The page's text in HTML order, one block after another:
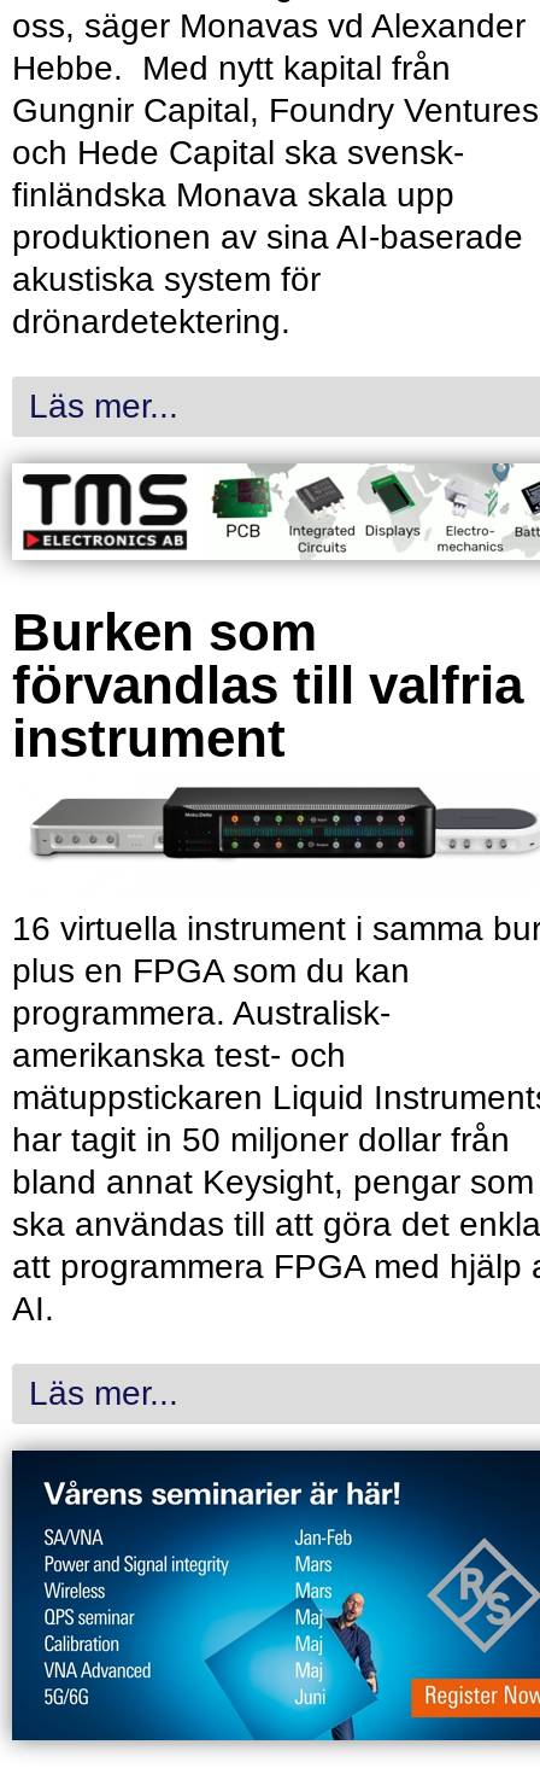
oss, säger Monavas vd Alexander
Hebbe. Med nytt kapital från
Gungnir Capital, Foundry Ventures
och Hede Capital ska svensk-
finländska Monava skala upp
produktionen av sina AI-baserade
akustiska system för
drönardetektering.
Läs mer...
Burken som
förvandlas till valfria
instrument
16 virtuella instrument i samma
plus en FPGA som du kan
programmera. Australisk-
amerikanska test- och
mätuppstickaren Liquid
har tagit in 50 miljoner dollar från
bland annat Keysight, pengar som
ska användas till att göra det
att programmera FPGA med hjälp
AI.
Läs mer...